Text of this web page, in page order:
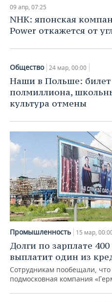
09 апр, 07:25
NHK: японская
Power откажется от
Общество 24 мар, 00:00
Наши в Польше: билет
полмиллиона,
культура отмены
Промышленность 15 мар,
Долги по зарплате
выплатит один из
Сотрудникам пообещали, что
подмосковная компания